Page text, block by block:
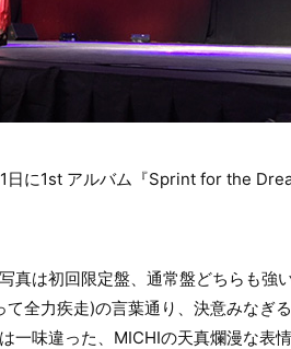
に1st アルバム『Sprint for the
真は初回限定盤、通常盤どちらも強
全力疾走)の言葉通り、決意みなぎる
一味違った、MICHIの天真爛漫な表